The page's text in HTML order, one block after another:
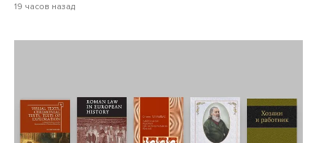
19 часов назад